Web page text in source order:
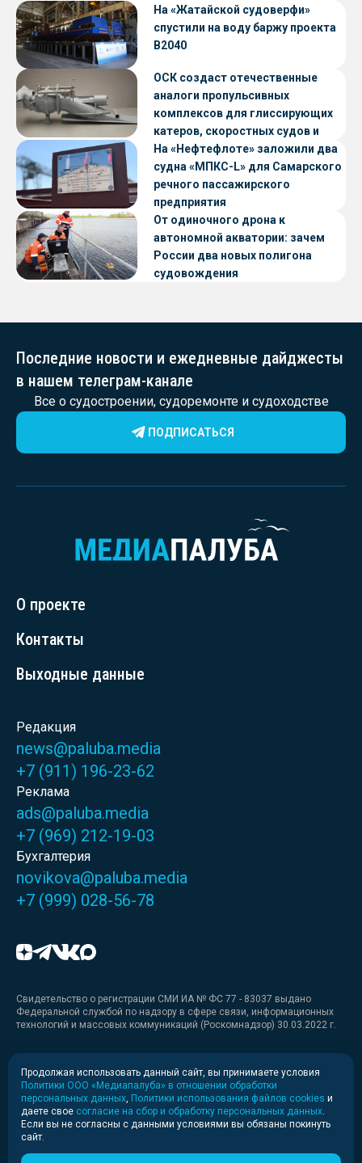
«Петропавловск» проекта CNF22
На «Жатайской судоверфи»
спустили на воду баржу проекта
В2040
ОСК создаст отечественные
аналоги пропульсивных
комплексов для глиссирующих
катеров, скоростных судов и
судов с малой осадкой
На «Нефтефлоте» заложили два
судна «МПКС-L» для Самарского
речного пассажирского
предприятия
От одиночного дрона к
автономной акватории: зачем
России два новых полигона
судовождения
Последние новости и ежедневные дайджесты
в нашем телеграм-канале
Все о судостроении, судоремонте и судоходстве
ПОДПИСАТЬСЯ
О проекте
Контакты
Выходные данные
Редакция
news@paluba.media
+7 (911) 196-23-62
Реклама
ads@paluba.media
+7 (969) 212-19-03
Бухгалтерия
novikova@paluba.media
+7 (999) 028-56-78
Свидетельство о регистрации СМИ ИА № ФС 77 - 83037 выдано
Федеральной службой по надзору в сфере связи, информационных
технологий и массовых коммуникаций (Роскомнадзор) 30.03.2022 г.
Медиакит
Медиакит для печати
Политика конфиденциальности
© 2020-2026 Информационное агентство «Медиапалуба»
Продолжая использовать данный сайт, вы принимаете условия
Политики ООО «Медиапалуба» в отношении обработки
персональных данных Политики использования файлов cookies и
даете свое согласие на сбор и обработку персональных данных
Если вы не согласны с данными условиями вы обязаны покинуть
сайт.